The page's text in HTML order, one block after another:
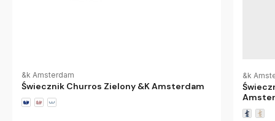
&k Amsterdam
Świecznik Churros Zielony &K Amsterdam
&k